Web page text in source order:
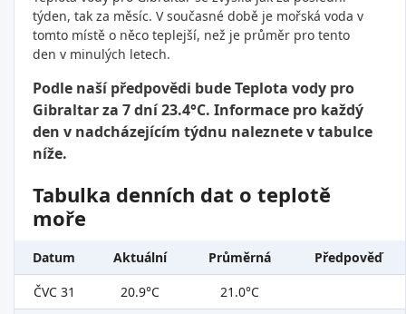
týden, tak za měsíc. V současné době je mořská voda v
tomto místě o něco teplejší, než je průměr pro tento
den v minulých letech.
Podle naší předpovědi bude Teplota vody pro
Gibraltar za 7 dní 23.4°C. Informace pro každý
den v nadcházejícím týdnu naleznete v tabulce
níže.
Tabulka denních dat o teplotě
moře
Datum Aktuální Průměrná
Předpověď
ČVC 31
20.9°C
21.0°C